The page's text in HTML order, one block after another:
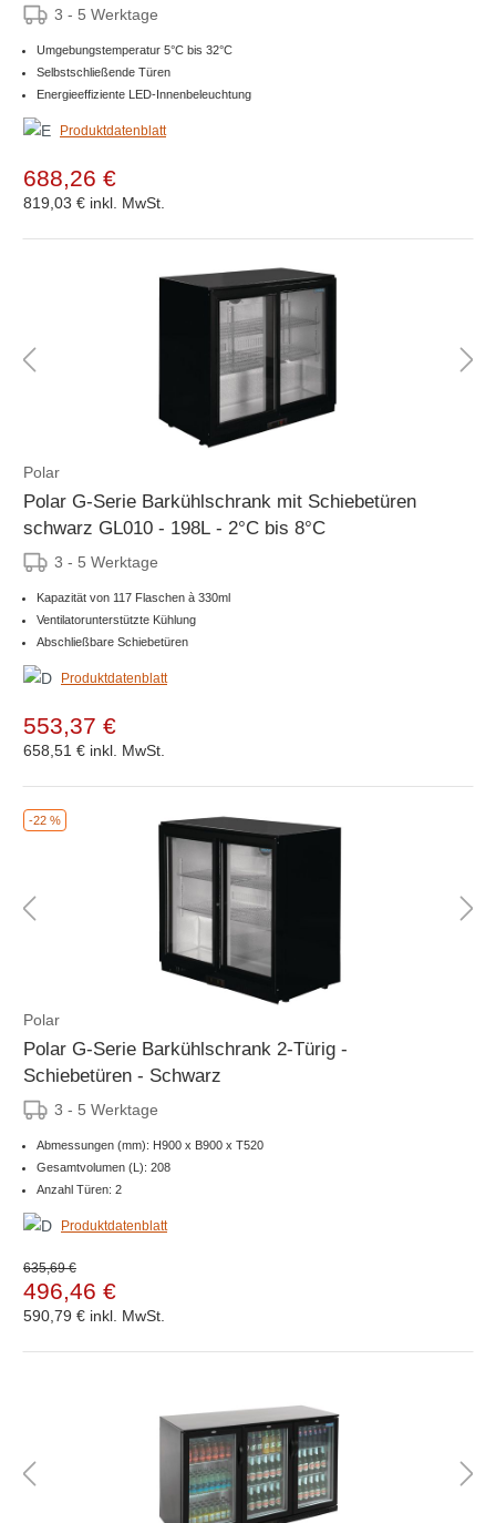
3 - 5 Werktage
Umgebungstemperatur 5°C bis 32°C
Selbstschließende Türen
Energieeffiziente LED-Innenbeleuchtung
Produktdatenblatt
688,26 €
819,03 € inkl. MwSt.
Polar
Polar G-Serie Barkühlschrank mit Schiebetüren
schwarz GL010 - 198L - 2°C bis 8°C
3 - 5 Werktage
Kapazität von 117 Flaschen à 330ml
Ventilatorunterstützte Kühlung
Abschließbare Schiebetüren
Produktdatenblatt
553,37 €
658,51 € inkl. MwSt.
-22 %
Polar
Polar G-Serie Barkühlschrank 2-Türig -
Schiebetüren - Schwarz
3 - 5 Werktage
Abmessungen (mm): H900 x B900 x T520
Gesamtvolumen (L): 208
Anzahl Türen: 2
Produktdatenblatt
635,69 €
496,46 €
590,79 € inkl. MwSt.